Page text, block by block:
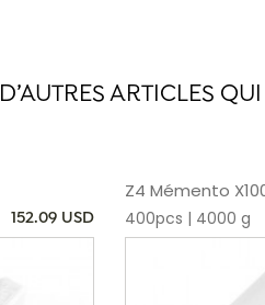
D’AUTRES ARTICLES
152.09 USD
Z4 Mémento
400pcs | 4000 g